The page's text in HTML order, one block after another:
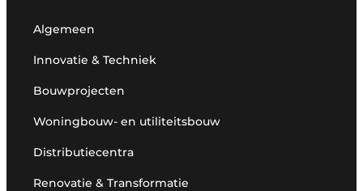
Algemeen
Innovatie & Techniek
Bouwprojecten
Woningbouw- en utiliteitsbouw
Distributiecentra
Renovatie & Transformatie